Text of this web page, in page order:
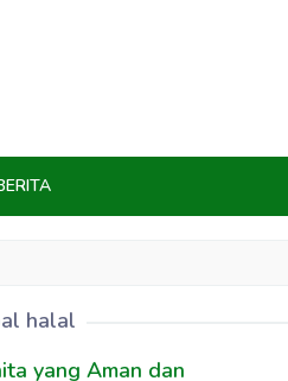
halal
yang Aman dan